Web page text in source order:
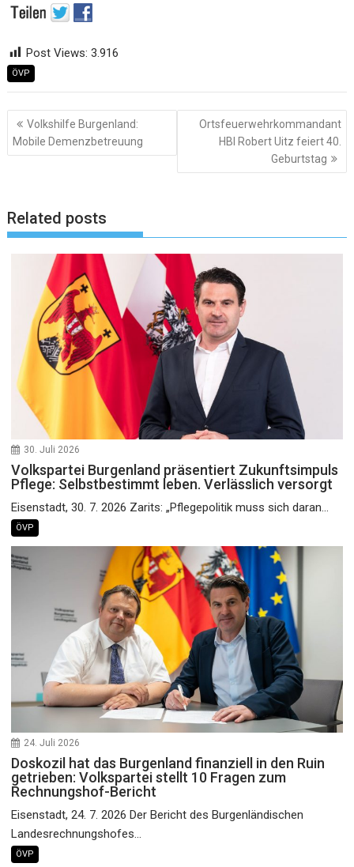
Post Views: 3.916
ÖVP
Beitragsnavigation
Volkshilfe Burgenland:
Mobile Demenzbetreuung
Ortsfeuerwehrkommandant
HBI Robert Uitz feiert 40.
Geburtstag
Related posts
30. Juli 2026
Volkspartei Burgenland präsentiert Zukunftsimpuls
Pflege: Selbstbestimmt leben. Verlässlich versorgt
Eisenstadt, 30. 7. 2026 Zarits: „Pflegepolitik muss sich daran...
ÖVP
24. Juli 2026
Doskozil hat das Burgenland finanziell in den Ruin
getrieben: Volkspartei stellt 10 Fragen zum
Rechnungshof-Bericht
Eisenstadt, 24. 7. 2026 Der Bericht des Burgenländischen
Landesrechnungshofes...
ÖVP